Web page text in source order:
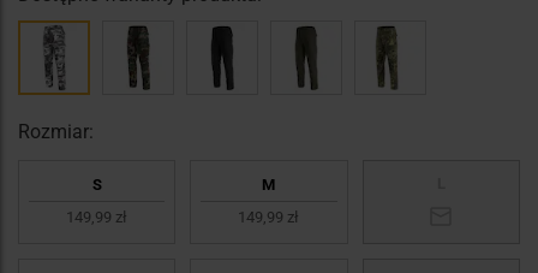
Rozmiar:
S
149,99 zł
M
149,99 zł